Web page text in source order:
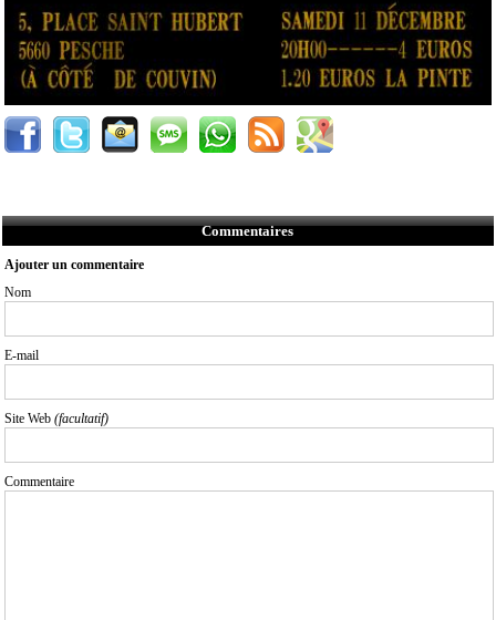
Commentaires
Ajouter un commentaire
Nom
E-mail
Site Web (facultatif)
Commentaire